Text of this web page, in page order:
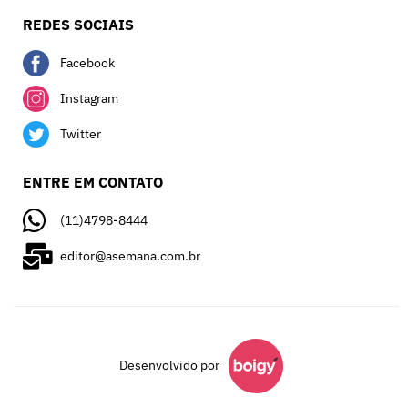
REDES SOCIAIS
Facebook
Instagram
Twitter
ENTRE EM CONTATO
(11)4798-8444
editor@asemana.com.br
Desenvolvido por